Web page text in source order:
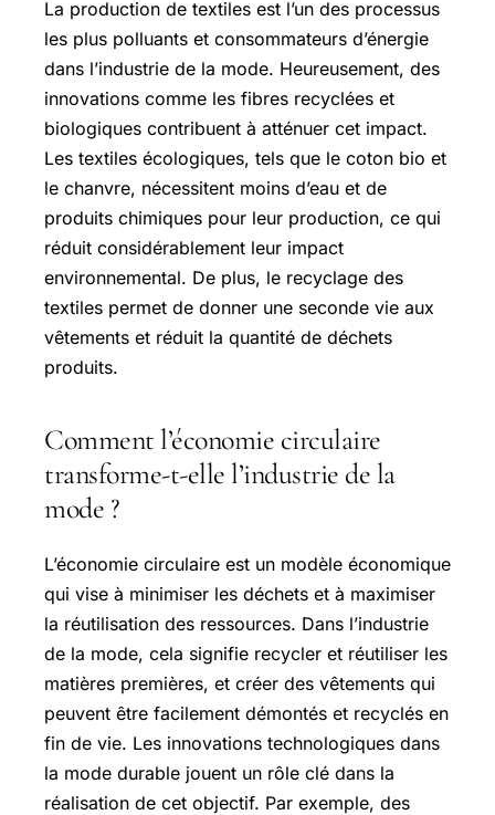
La production de textiles est l’un des processus
les plus polluants et consommateurs d’énergie
dans l’industrie de la mode. Heureusement, des
innovations comme les fibres recyclées et
biologiques contribuent à atténuer cet impact.
Les textiles écologiques, tels que le coton bio et
le chanvre, nécessitent moins d’eau et de
produits chimiques pour leur production, ce qui
réduit considérablement leur impact
environnemental. De plus, le recyclage des
textiles permet de donner une seconde vie aux
vêtements et réduit la quantité de déchets
produits.
Comment l’économie circulaire
transforme-t-elle l’industrie de la
mode ?
L’économie circulaire est un modèle économique
qui vise à minimiser les déchets et à maximiser
la réutilisation des ressources. Dans l’industrie
de la mode, cela signifie recycler et réutiliser les
matières premières, et créer des vêtements qui
peuvent être facilement démontés et recyclés en
fin de vie. Les innovations technologiques dans
la mode durable jouent un rôle clé dans la
réalisation de cet objectif. Par exemple, des